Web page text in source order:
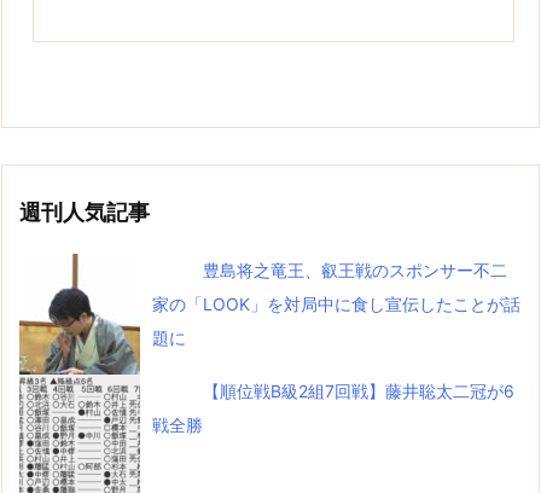
週刊人気記事
豊島将之竜王、叡王戦のスポンサー不二
家の「LOOK」を対局中に食し宣伝したことが話
題に
【順位戦B級2組7回戦】藤井聡太二冠が6
戦全勝